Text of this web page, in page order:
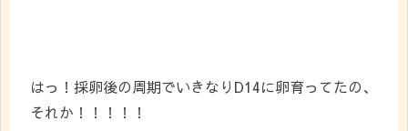
はっ！採卵後の周期でいきなりD14に卵育ってたの、
それか！！！！！